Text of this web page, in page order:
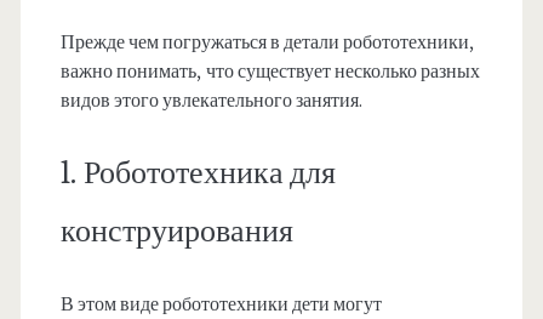
Прежде чем погружаться в детали робототехники,
важно понимать, что существует несколько разных
видов этого увлекательного занятия.
1. Робототехника для
конструирования
В этом виде робототехники дети могут